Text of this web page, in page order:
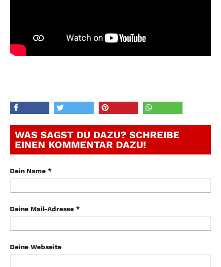
WAS SAGST DU DAZU? SCHREIBE
EINEN KOMMENTAR DAZU!
Dein Name *
Deine Mail-Adresse *
Deine Webseite